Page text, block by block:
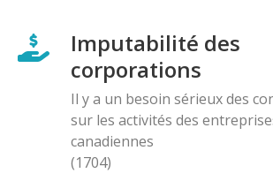
Imputabilité des
corporations
Il y a un besoin sérieux des
sur les activités des
canadiennes
(1704)